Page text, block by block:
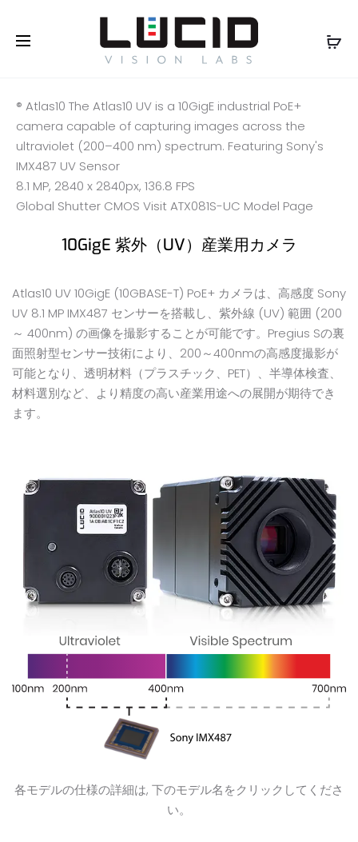
® Atlas10 The Atlas10 UV is a 10GigE industrial PoE+
camera capable of capturing images across the
ultraviolet (200–400 nm) spectrum. Featuring Sony's
IMX487 UV Sensor
8.1 MP, 2840 x 2840px, 136.8 FPS
Global Shutter CMOS Visit ATX081S-UC Model Page
10GigE 紫外（UV）産業用カメラ
Atlas10 UV 10GigE (10GBASE-T) PoE+ カメラは、高感度 Sony
UV 8.1 MP IMX487 センサーを搭載し、紫外線 (UV) 範囲 (200
～ 400nm) の画像を撮影することが可能です。Pregius Sの裏
面照射型センサー技術により、200～400nmの高感度撮影が
可能となり、透明材料（プラスチック、PET）、半導体検査、
材料選別など、より精度の高い産業用途への展開が期待でき
ます。
各モデルの仕様の詳細は, 下のモデル名をクリックしてくださ
い。